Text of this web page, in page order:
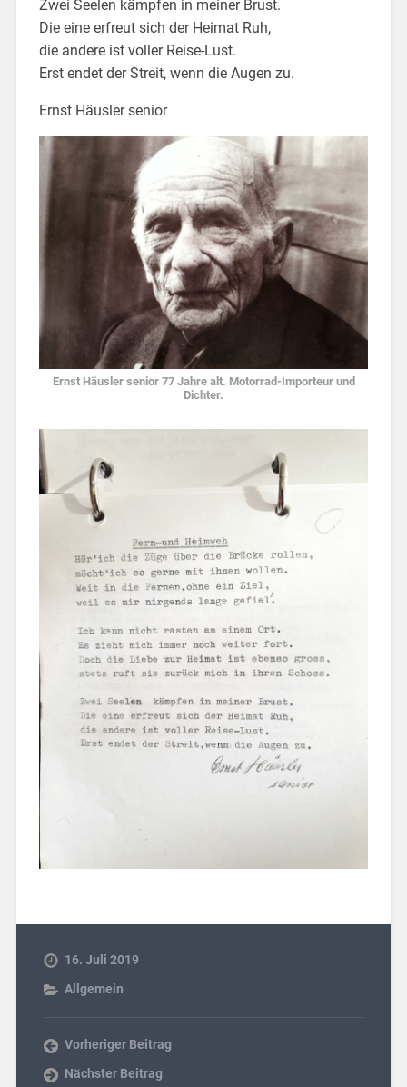
Zwei Seelen kämpfen in meiner Brust.
Die eine erfreut sich der Heimat Ruh,
die andere ist voller Reise-Lust.
Erst endet der Streit‚ wenn die Augen zu.
Ernst Häusler senior
Ernst Häusler senior 77 Jahre alt. Motorrad-Importeur und
Dichter.
16. Juli 2019
Allgemein
Vorheriger Beitrag
Nächster Beitrag